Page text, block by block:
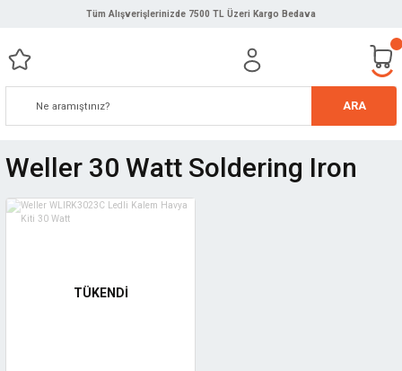
Tüm Alışverişlerinizde 7500 TL Üzeri Kargo Bedava
ARA
Weller 30 Watt Soldering Iron
TÜKENDİ